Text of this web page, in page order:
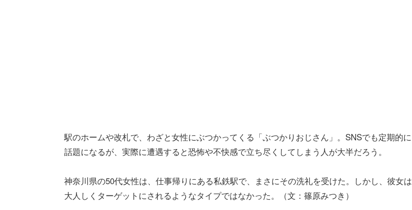
駅のホームや改札で、わざと女性にぶつかってくる「ぶつかりおじさん」。SNSでも定期的に
話題になるが、実際に遭遇すると恐怖や不快感で立ち尽くしてしまう人が大半だろう。
神奈川県の50代女性は、仕事帰りにある私鉄駅で、まさにその洗礼を受けた。しかし、彼女は
大人しくターゲットにされるようなタイプではなかった。（文：篠原みつき）